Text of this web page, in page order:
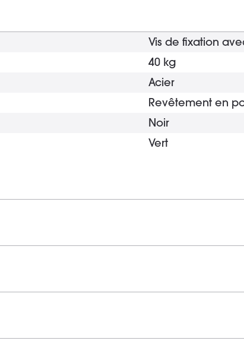
Vis de fixation
40 kg
Acier
Revêtement en
Noir
Vert